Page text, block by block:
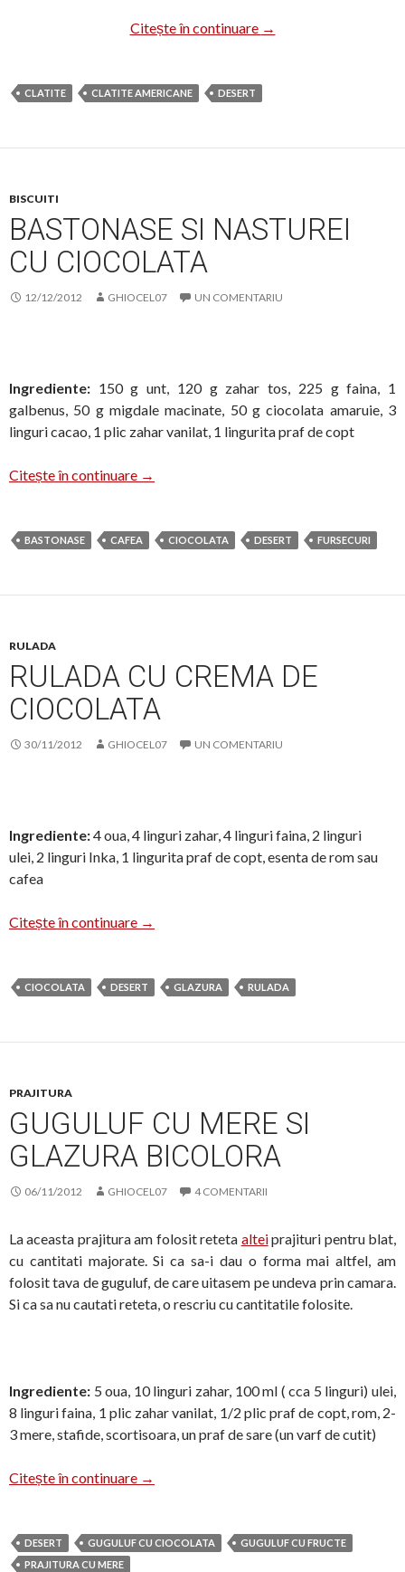
Citește în continuare Clatite pufoase de la
→
CLATITE CLATITE AMERICANE DESERT
BISCUITI
BASTONASE SI NASTUREI
CU CIOCOLATA
12/12/2012 GHIOCEL07 UN COMENTARIU
Ingrediente: 150 g unt, 120 g zahar tos, 225 g faina, 1
galbenus, 50 g migdale macinate, 50 g ciocolata amaruie, 3
linguri cacao, 1 plic zahar vanilat, 1 lingurita praf de copt
Citește în continuare Bastonase si nasturei cu ciocolata
→
BASTONASE CAFEA CIOCOLATA DESERT FURSECURI
RULADA
RULADA CU CREMA DE
CIOCOLATA
30/11/2012 GHIOCEL07 UN COMENTARIU
Ingrediente:4 oua, 4 linguri zahar, 4 linguri faina, 2 linguri
ulei, 2 linguri Inka, 1 lingurita praf de copt, esenta de rom sau
cafea
Citește în continuare Rulada cu crema de ciocolata
→
CIOCOLATA DESERT GLAZURA RULADA
PRAJITURA
GUGULUF CU MERE SI
GLAZURA BICOLORA
06/11/2012 GHIOCEL07 4 COMENTARII
La aceasta prajitura am folosit reteta alteiprajituri pentru blat,
cu cantitati majorate. Si ca sa-i dau o forma mai altfel, am
folosit tava de guguluf, de care uitasem pe undeva prin camara.
Si ca sa nu cautati reteta, o rescriu cu cantitatile folosite.
Ingrediente: 5 oua, 10 linguri zahar, 100 ml ( cca 5 linguri) ulei,
8 linguri faina, 1 plic zahar vanilat, 1/2 plic praf de copt, rom, 2-
3 mere, stafide, scortisoara, un praf de sare (un varf de cutit)
Citește în continuare Guguluf cu mere si glazura bicolora
→
DESERT GUGULUF CU CIOCOLATA
GUGULUF CU FRUCTE
PRAJITURA CU MERE